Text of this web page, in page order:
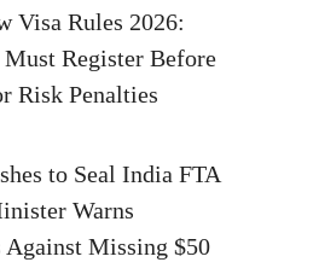
Visa Rules 2026:
Register Before
Risk Penalties
to Seal India FTA
Warns
Against Missing $50